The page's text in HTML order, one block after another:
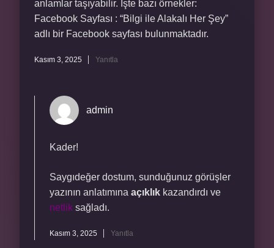
anlamlar taşıyabilir. İşte bazı örnekler:
Facebook Sayfası : “Bilgi ile Alakalı Her Şey”
adlı bir Facebook sayfası bulunmaktadır.
Kasım 3, 2025 Yanıtla
admin
Kader!
Saygıdeğer dostum, sunduğunuz görüşler
yazının anlatımına açıklık kazandırdı ve
netlik sağladı.
Kasım 3, 2025 Yanıtla